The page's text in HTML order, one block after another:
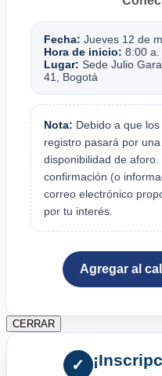
Fecha: Jueves 12 de
Hora de inicio: 8:00
Lugar: Sede Julio
41, Bogotá
Nota: Debido a que
registro pasará por
disponibilidad de aforo.
confirmación (o
correo electrónico
por tu interés.
Agregar al
CERRAR
✓